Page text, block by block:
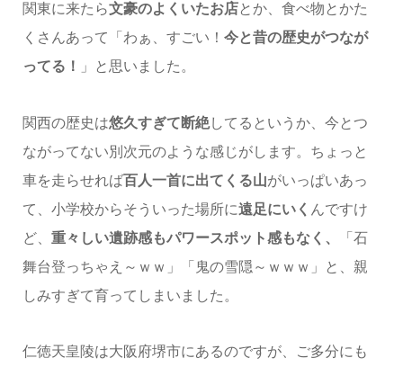
関東に来たら文豪のよくいたお店とか、食べ物とかた
くさんあって「わぁ、すごい！ 今と昔の歴史がつなが
ってる！
」と思いました。
関西の歴史は悠久すぎて断絶してるというか、今とつ
ながってない別次元のような感じがします。ちょっと
車を走らせれば百人一首に出てくる山がいっぱいあっ
て、小学校からそういった場所に遠足にいく んですけ
ど、 重々しい遺跡感もパワースポット感もなく、
「石
舞台登っちゃえ～ｗｗ」「鬼の雪隠～ｗｗｗ」と、親
しみすぎて育ってしまいました。
仁徳天皇陵は大阪府堺市にあるのですが、ご多分にも